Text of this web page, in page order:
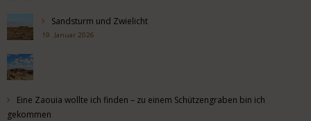
Sandsturm und Zwielicht
19. Januar 2026
Eine Zaouia wollte ich finden – zu einem Schützengraben bin ich
gekommen